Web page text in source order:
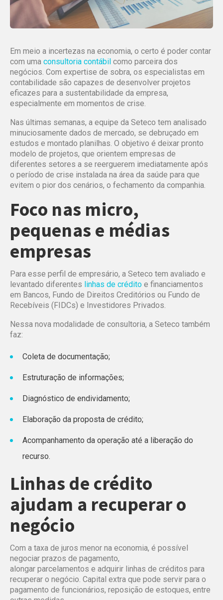
Em meio a incertezas na economia, o certo é poder contar
com uma consultoria contábil como parceira dos
negócios. Com expertise de sobra, os especialistas em
contabilidade são capazes de desenvolver projetos
eficazes para a sustentabilidade da empresa,
especialmente em momentos de crise.
Nas últimas semanas, a equipe da Seteco tem analisado
minuciosamente dados de mercado, se debruçado em
estudos e montado planilhas. O objetivo é deixar pronto
modelo de projetos, que orientem empresas de
diferentes setores a se reerguerem imediatamente após
o período de crise instalada na área da saúde para que
evitem o pior dos cenários, o fechamento da companhia.
Foco nas micro,
pequenas e médias
empresas
Para esse perfil de empresário, a Seteco tem avaliado e
levantado diferentes linhas de crédito e financiamentos
em Bancos, Fundo de Direitos Creditórios ou Fundo de
Recebíveis‎ (FIDCs) e Investidores Privados.
Nessa nova modalidade de consultoria, a Seteco também
faz:
Coleta de documentação;
Estruturação de informações;
Diagnóstico de endividamento;
Elaboração da proposta de crédito;
Acompanhamento da operação até a liberação do
recurso.
Linhas de crédito
ajudam a recuperar o
negócio
Com a taxa de juros menor na economia, é possível
negociar prazos de pagamento,
alongar parcelamentos e adquirir linhas de créditos para
recuperar o negócio. Capital extra que pode servir para o
pagamento de funcionários, reposição de estoques, entre